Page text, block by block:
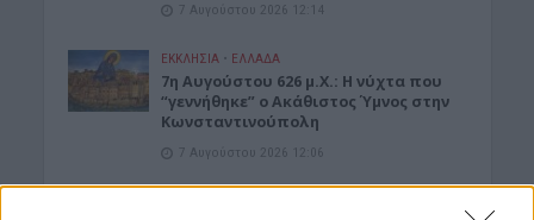
7 Αυγούστου 2026 12:14
ΕΚΚΛΗΣΙΑ • ΕΛΛΑΔΑ
7η Αυγούστου 626 μ.Χ.: Η νύχτα που
“γεννήθηκε” ο Ακάθιστος Ύμνος στην
Κωνσταντινούπολη
7 Αυγούστου 2026 12:06